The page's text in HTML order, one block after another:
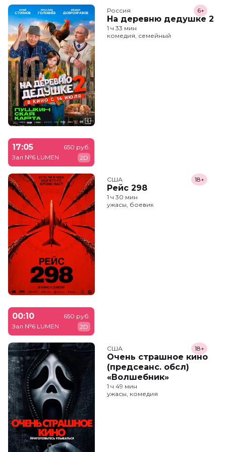
Россия
На деревню дедушке 2
6+
1 ч 33 мин
комедия, семейный
17:05
Зал №6 LUMEN
650 руб.
2D
США
Рейс 298
18+
1 ч 30 мин
ужасы, боевик
00:10
Зал №6 LUMEN
650 руб.
2D
США
Очень страшное кино
(предсеанс. обсл)
«Волшебник»
18+
1 ч 49 мин
ужасы, комедия